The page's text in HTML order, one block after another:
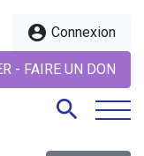
account_circle Connexion
- FAIRE UN DON
search